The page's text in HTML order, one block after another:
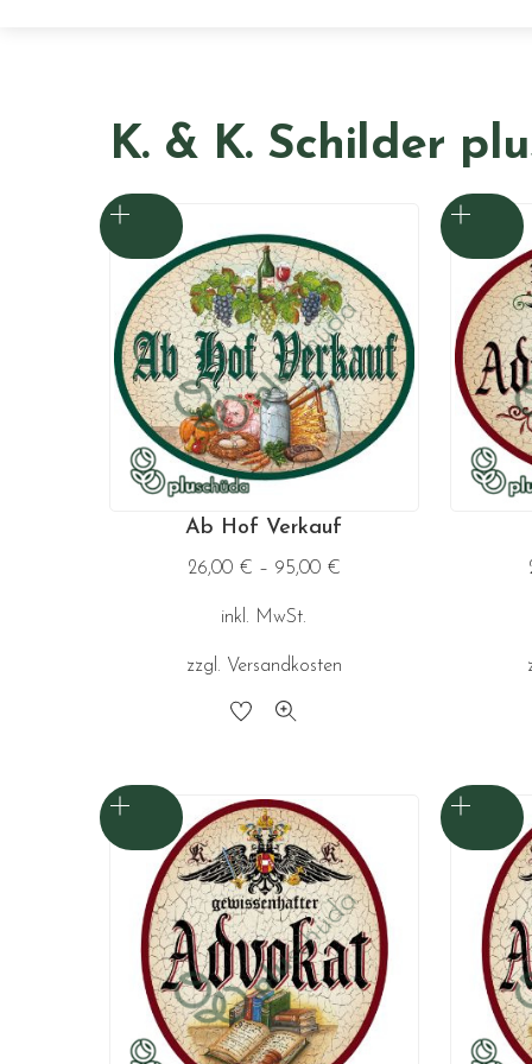
K. & K. Schilder
Ab Hof Verkauf
26,00 € – 95,00 €
inkl. MwSt.
zzgl. Versandkosten
Dieses
mehrere
Varianten
auf.
Die
Optionen
können
auf